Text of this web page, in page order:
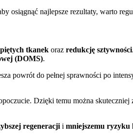
osiągnąć najlepsze rezultaty, warto
tkanek oraz redukcję sztywności
(DOMS).
powrót do pełnej sprawności po
Dzięki temu można
regeneracji i mniejszemu ryzyku